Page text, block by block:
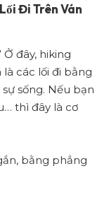
Đi Trên Ván
Ở đây, hiking
các lối đi bằng
sống. Nếu bạn
thì đây là cơ
bằng phẳng